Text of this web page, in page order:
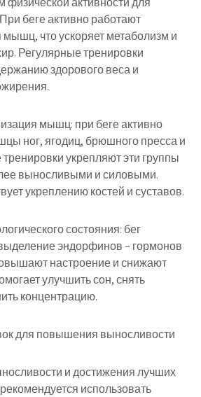
беге активно работают
что ускоряет метаболизм и
Регулярные тренировки
здорового веса и
мышц: при беге активно
ног, ягодиц, брюшного пресса и
укрепляют эти группы
выносливыми и силовыми.
укреплению костей и суставов.
состояния: бег
эндорфинов – гормонов
настроение и снижают
улучшить сон, снять
концентрацию.
для повышения выносливости
и достижения лучших
использовать